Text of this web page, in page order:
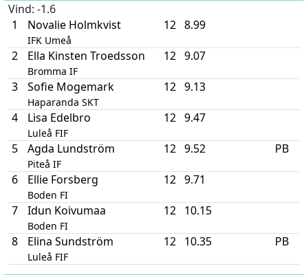
Vind: -1.6
1
Novalie Holmkvist
IFK Umeå
12 8.99
2 Ella Kinsten Troedsson
Bromma IF
12 9.07
3 Sofie Mogemark
Haparanda SKT
12 9.13
4 Lisa Edelbro
Luleå FIF
12 9.47
5 Agda Lundström
Piteå IF
12 9.52 PB
6 Ellie Forsberg
Boden FI
12 9.71
7 Idun Koivumaa
Boden FI
12 10.15
8 Elina Sundström
Luleå FIF
12 10.35 PB